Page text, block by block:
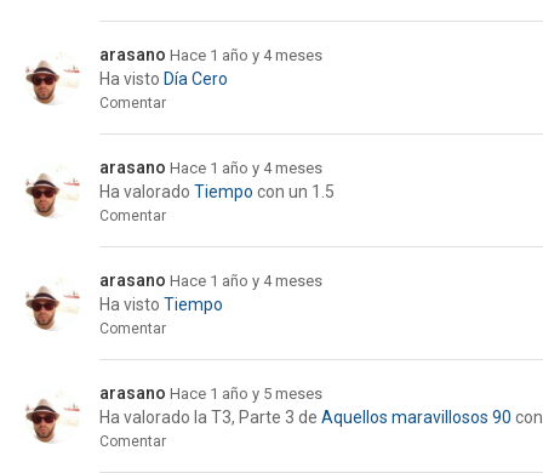
arasano Hace 1 año y 4 meses
Ha visto Día Cero
Comentar
arasano Hace 1 año y 4 meses
Ha valorado Tiempo con un 1.5
Comentar
arasano Hace 1 año y 4 meses
Ha visto Tiempo
Comentar
arasano Hace 1 año y 5 meses
Ha valorado la T3, Parte 3 de Aquellos maravillosos 90
Comentar